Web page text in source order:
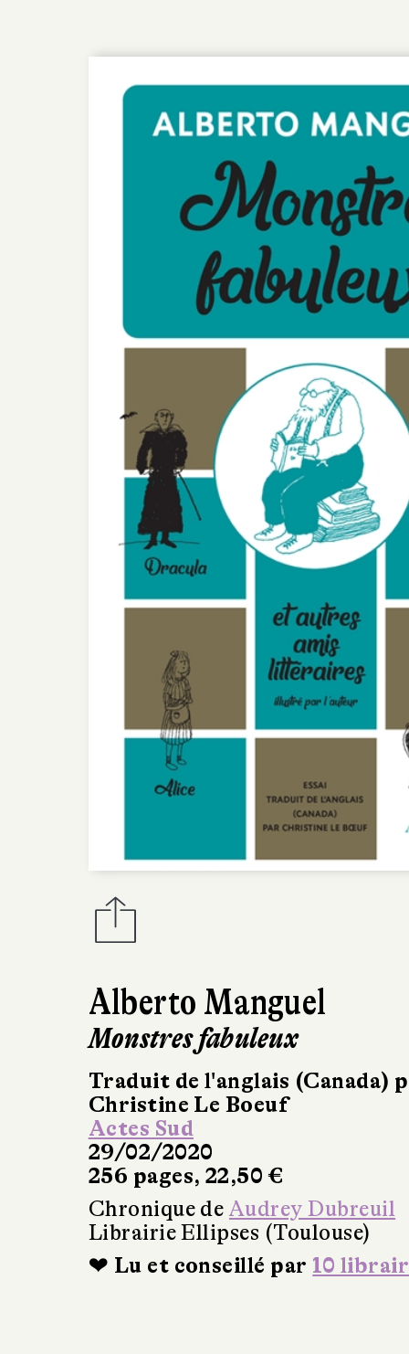
Alberto Manguel
Monstres fabuleux
Traduit de l'anglais (Canada)
Christine Le Boeuf
Actes Sud
29/02/2020
256 pages, 22,50 €
Chronique de Audrey Dubreuil
Librairie Ellipses (Toulouse)
❤ Lu et conseillé par 10